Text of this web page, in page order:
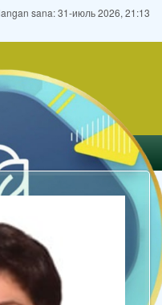
sana: 31-июль 2026, 21:13